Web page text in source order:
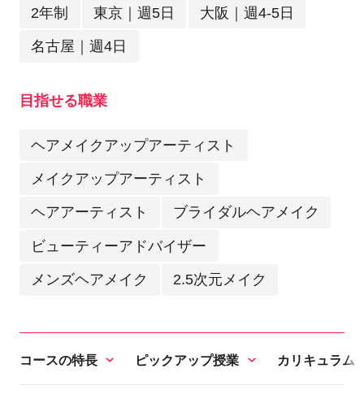
2年制 東京｜週5日 大阪｜週4-5日
名古屋｜週4日
目指せる職業
ヘアメイクアップアーティスト
メイクアップアーティスト
ヘアアーティスト ブライダルヘアメイク
ビューティーアドバイザー
メンズヘアメイク 2.5次元メイク
コースの特長 ピックアップ授業 カリキュラム